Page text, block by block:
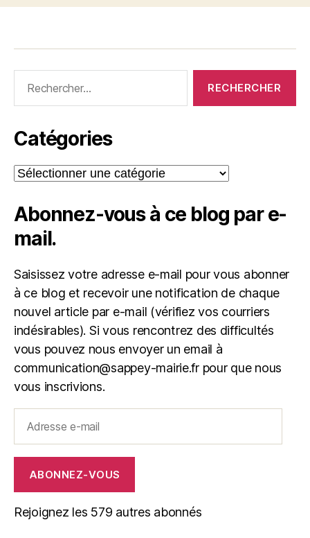
Catégories
Catégories
Abonnez-vous à ce blog par e-
mail.
Saisissez votre adresse e-mail pour vous abonner
à ce blog et recevoir une notification de chaque
nouvel article par e-mail (vérifiez vos courriers
indésirables). Si vous rencontrez des difficultés
vous pouvez nous envoyer un email à
communication@sappey-mairie.fr pour que nous
vous inscrivions.
ABONNEZ-VOUS
Rejoignez les 579 autres abonnés